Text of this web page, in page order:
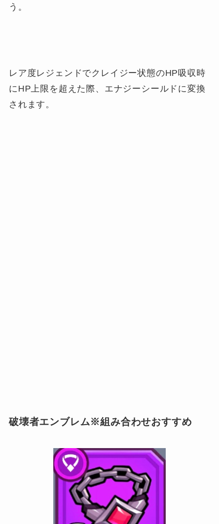
う。
レア度レジェンドでクレイジー状態のHP吸収時
にHP上限を超えた際、エナジーシールドに変換
されます。
破壊者エンブレム※組み合わせおすすめ